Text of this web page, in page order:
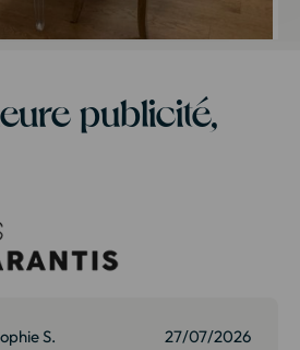
publicité,
S. 27/07/2026